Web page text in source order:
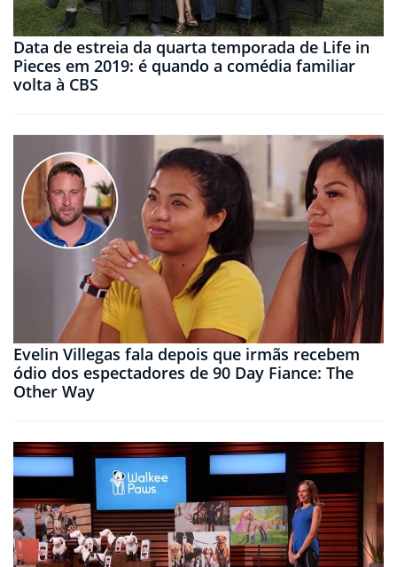
Data de estreia da quarta temporada de Life in
Pieces em 2019: é quando a comédia familiar
volta à CBS
Evelin Villegas fala depois que irmãs recebem
ódio dos espectadores de 90 Day Fiance: The
Other Way